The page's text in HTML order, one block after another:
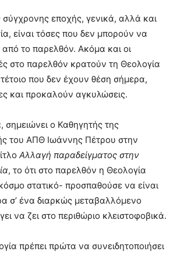
σύγχρονης εποχής, γενικά, αλλά και
είναι τόσες που δεν μπορούν να
το παρελθόν. Ακόμα και οι
στο παρελθόν κρατούν τη Θεολογία
που δεν έχουν θέση σήμερα,
και προκαλούν αγκυλώσεις.
σημειώνει ο Καθηγητής της
του ΑΠΘ Ιωάννης Πέτρου στην
Αλλαγή παραδείγματος στην
, το ότι στο παρελθόν η Θεολογία
στατικό- προσπαθούσε να είναι
σ’ ένα διαρκώς μεταβαλλόμενο
να ζει στο περιθώριο κλειστοφοβικά.
πρέπει πρώτα να συνειδητοποιήσει